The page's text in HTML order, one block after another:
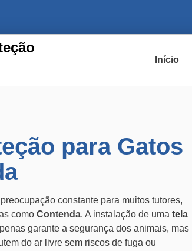
Início
para Gatos
constante para muitos tutores,
como Contenda. A instalação de uma tela
garante a segurança dos animais, mas
do ar livre sem riscos de fuga ou